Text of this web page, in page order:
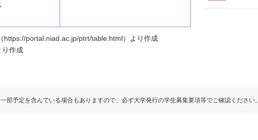
https://portal.niad.ac.jp/ptrt/table.html）より作成
り作成
予定を含んでいる場合もありますので、必ず大学発行の学生募集要項等でご確認ください。